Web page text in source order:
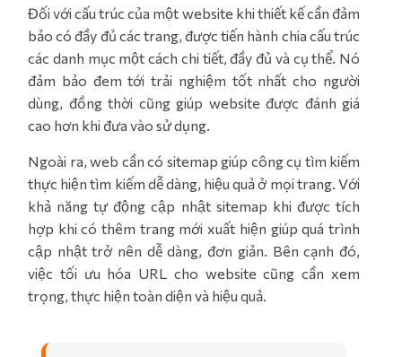
Đối với cấu trúc của một website khi thiết kế cần đảm
bảo có đầy đủ các trang, được tiến hành chia cấu trúc
các danh mục một cách chi tiết, đầy đủ và cụ thể. Nó
đảm bảo đem tới trải nghiệm tốt nhất cho người
dùng, đồng thời cũng giúp website được đánh giá
cao hơn khi đưa vào sử dụng.
Ngoài ra, web cần có sitemap giúp công cụ tìm kiếm
thực hiện tìm kiếm dễ dàng, hiệu quả ở mọi trang. Với
khả năng tự động cập nhật sitemap khi được tích
hợp khi có thêm trang mới xuất hiện giúp quá trình
cập nhật trở nên dễ dàng, đơn giản. Bên cạnh đó,
việc tối ưu hóa URL cho website cũng cần xem
trọng, thực hiện toàn diện và hiệu quả.